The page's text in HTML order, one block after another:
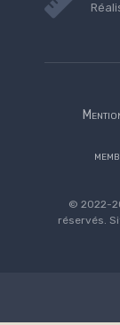
© 2022-
réservés.